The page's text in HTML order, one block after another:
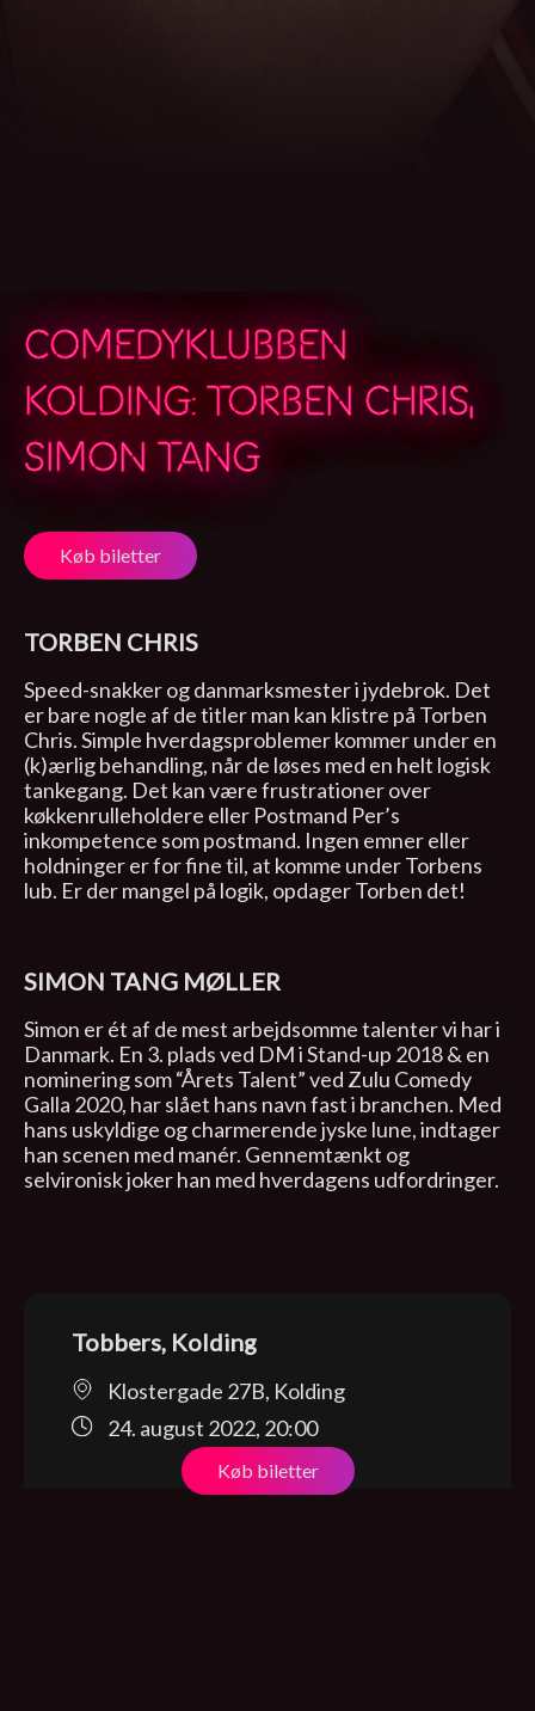
COMEDYKLUBBEN
KOLDING: TORBEN CHRIS,
SIMON TANG
Køb biletter
TORBEN CHRIS
Speed-snakker og danmarksmester i jydebrok. Det
er bare nogle af de titler man kan klistre på Torben
Chris. Simple hverdagsproblemer kommer under en
(k)ærlig behandling, når de løses med en helt logisk
tankegang. Det kan være frustrationer over
køkkenrulleholdere eller Postmand Per’s
inkompetence som postmand. Ingen emner eller
holdninger er for fine til, at komme under Torbens
lub. Er der mangel på logik, opdager Torben det!
SIMON TANG MØLLER
Simon er ét af de mest arbejdsomme talenter vi har i
Danmark. En 3. plads ved DM i Stand-up 2018 & en
nominering som “Årets Talent” ved Zulu Comedy
Galla 2020, har slået hans navn fast i branchen. Med
hans uskyldige og charmerende jyske lune, indtager
han scenen med manér. Gennemtænkt og
selvironisk joker han med hverdagens udfordringer.
Tobbers, Kolding
Klostergade 27B, Kolding
24. august 2022, 20:00
Køb biletter